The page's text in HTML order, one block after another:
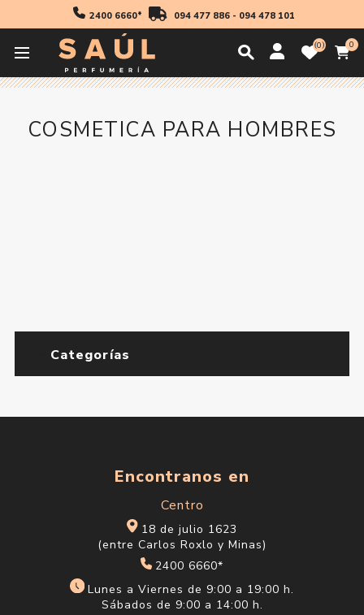
2400 6660* 094 477 886- 094 478 101
0 0
Cosmetica Hombre
COSMETICA PARA HOMBRES
Categorías
Encontranos en
Centro
18 de julio 1623
(entre Carlos Roxlo y Minas)
2400 6660*
Lunes a Viernes de 9:00 a 19:00 h.
Sábados de 9:00 a 14:00 h.